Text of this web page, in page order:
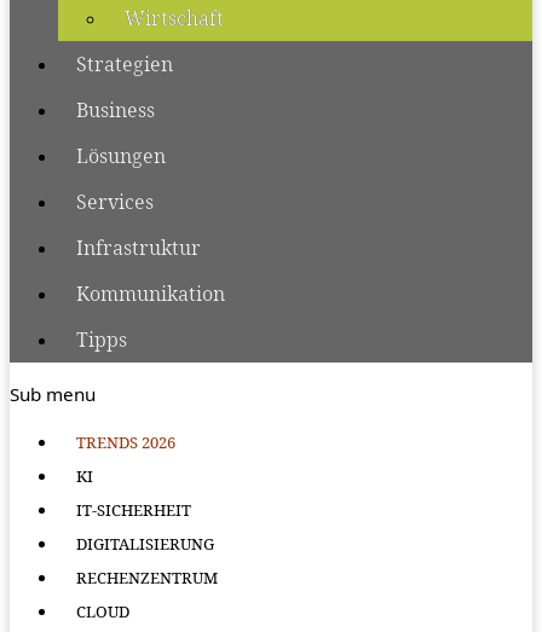
Wirtschaft
Strategien
Business
Lösungen
Services
Infrastruktur
Kommunikation
Tipps
Sub menu
TRENDS 2026
KI
IT-SICHERHEIT
DIGITALISIERUNG
RECHENZENTRUM
CLOUD